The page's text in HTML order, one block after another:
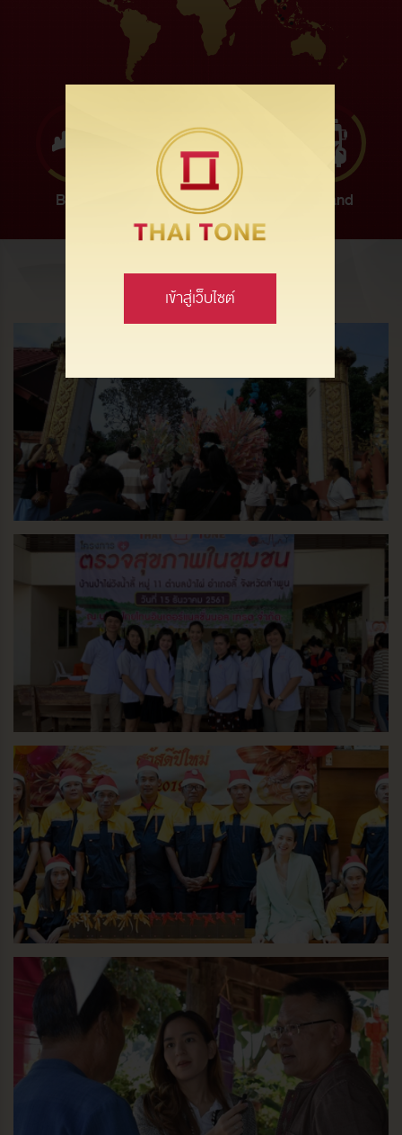
เข้าสู่เว็บไซต์
By Air By Sea By Land
ข่าว &กิจกรรม